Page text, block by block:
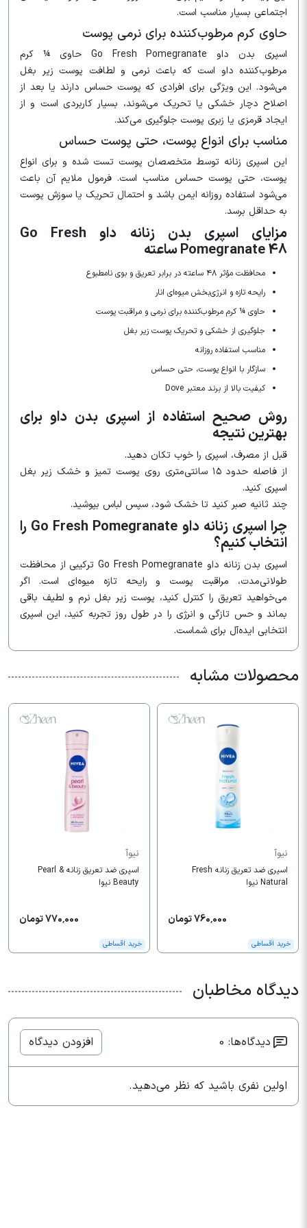
اجتماعی بسیار مناسب است.
حاوی کرم مرطوب‌کننده برای نرمی پوست
اسپری بدن داو Go Fresh Pomegranate حاوی ¼ کرم
مرطوب‌کننده داو است که باعث نرمی و لطافت پوست زیر بغل
می‌شود. این ویژگی برای افرادی که پوست حساس دارند یا بعد از
اصلاح دچار خشکی یا تحریک می‌شوند، بسیار کاربردی است و از
ایجاد قرمزی یا زبری پوست جلوگیری می‌کند.
مناسب برای انواع پوست، حتی پوست حساس
این اسپری زنانه توسط متخصصان پوست تست شده و برای انواع
پوست، حتی پوست حساس مناسب است. فرمول ملایم آن باعث
می‌شود استفاده روزانه ایمن باشد و احتمال تحریک یا سوزش پوست
به حداقل برسد.
مزایای اسپری بدن زنانه داو Go Fresh
Pomegranate 48 ساعته
محافظت مؤثر ۴۸ ساعته در برابر تعریق و بوی نامطبوع
رایحه تازه و انرژی‌بخش میوه‌ای انار
حاوی ¼ کرم مرطوب‌کننده برای نرمی و مراقبت پوست
جلوگیری از خشکی و تحریک پوست زیر بغل
مناسب استفاده روزانه
سازگار با انواع پوست، حتی حساس
کیفیت بالا از برند معتبر Dove
روش صحیح استفاده از اسپری بدن داو برای
بهترین نتیجه
قبل از مصرف، اسپری را خوب تکان دهید.
از فاصله حدود ۱۵ سانتی‌متری روی پوست تمیز و خشک زیر بغل
اسپری کنید.
چند ثانیه صبر کنید تا خشک شود، سپس لباس بپوشید.
چرا اسپری زنانه داو Go Fresh Pomegranate را
انتخاب کنیم؟
اسپری بدن زنانه داو Go Fresh Pomegranate ترکیبی از محافظت
طولانی‌مدت، مراقبت پوست و رایحه تازه میوه‌ای است. اگر
می‌خواهید تعریق را کنترل کنید، پوست زیر بغل نرم و لطیف باقی
بماند و حس تازگی و انرژی را در طول روز تجربه کنید، این اسپری
انتخابی ایده‌آل برای شماست.
محصولات مشابه
نیوآ
اسپری ضد تعریق زنانه Fresh
Natural نیوا
760,000 تومان
خرید اقساطی
نیوآ
اسپری ضد تعریق زنانه Pearl &
Beauty نیوا
770,000 تومان
خرید اقساطی
دیدگاه مخاطبان
دیدگاه‌ها: 0 افزودن دیدگاه
اولین نفری باشید که نظر می‌دهید.